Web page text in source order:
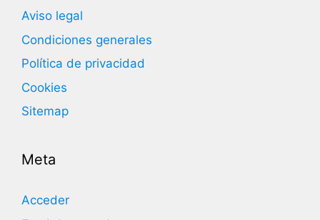
Aviso legal
Condiciones generales
Política de privacidad
Cookies
Sitemap
Meta
Acceder